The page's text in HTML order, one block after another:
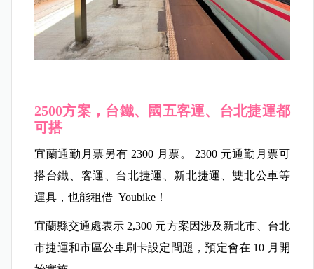
2500方案，台鐵、國五客運、台北捷運都
可搭
宜蘭通勤月票另有 2300 月票。 2300 元通勤月票可
搭台鐵、客運、台北捷運、新北捷運、雙北公車等
運具，也能租借 Youbike！
宜蘭縣交通處表示 2,300 元方案因涉及新北市、台北
市捷運和市區公車刷卡設定問題，預定會在 10 月開